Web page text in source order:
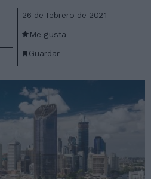
26 de febrero de 2021
Guardar
Me gusta